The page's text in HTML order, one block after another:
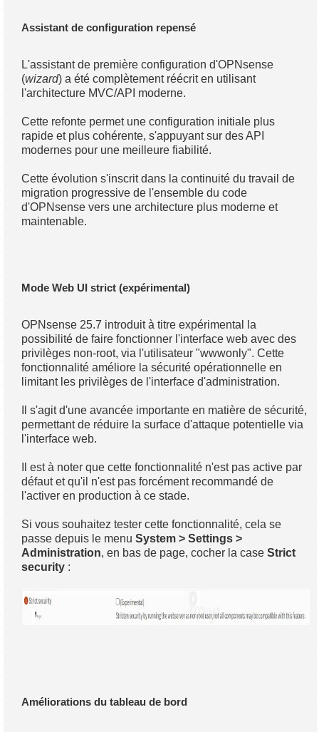
Assistant de configuration repensé
L'assistant de première configuration d'OPNsense
(wizard) a été complètement réécrit en utilisant
l'architecture MVC/API moderne.
Cette refonte permet une configuration initiale plus
rapide et plus cohérente, s'appuyant sur des API
modernes pour une meilleure fiabilité.
Cette évolution s'inscrit dans la continuité du travail de
migration progressive de l'ensemble du code
d'OPNsense vers une architecture plus moderne et
maintenable.
Mode Web UI strict (expérimental)
OPNsense 25.7 introduit à titre expérimental la
possibilité de faire fonctionner l'interface web avec des
privilèges non-root, via l'utilisateur "wwwonly". Cette
fonctionnalité améliore la sécurité opérationnelle en
limitant les privilèges de l'interface d'administration.
Il s'agit d'une avancée importante en matière de sécurité,
permettant de réduire la surface d'attaque potentielle via
l'interface web.
Il est à noter que cette fonctionnalité n'est pas active par
défaut et qu'il n'est pas forcément recommandé de
l'activer en production à ce stade.
Si vous souhaitez tester cette fonctionnalité, cela se
passe depuis le menuSystem > Settings >
Administration, en bas de page, cocher la caseStrict
security :
Améliorations du tableau de bord